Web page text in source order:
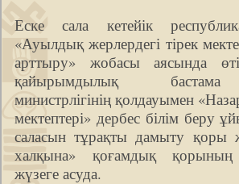
Еске сала кетейік
«Ауылдық жерлердегі тірек
арттыру» жобасы аясында
қайырымдылық бастама
министрлігінің қолдауымен
мектептері» дербес білім беру
саласын тұрақты дамыту қоры
халқына» қоғамдық қорының
жүзеге асуда.